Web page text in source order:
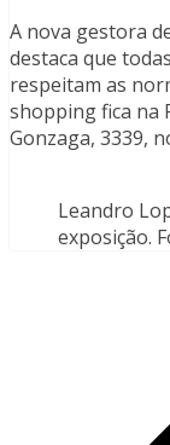
A nova gestora
destaca que
respeitam as
shopping fica na
Gonzaga, 3339,
Leandro
exposição.